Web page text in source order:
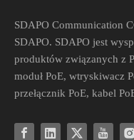
SDAPO Communication
SDAPO. SDAPO jest
produktów związanych z
moduł PoE, wtryskiwacz
przełącznik PoE, kabel